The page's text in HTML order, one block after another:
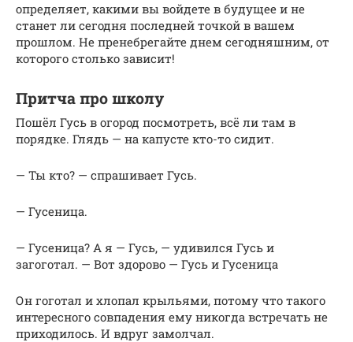
определяет, какими вы вой­дете в будущее и не
станет ли сегодня послед­ней точкой в вашем
прошлом. Не пренебрегайте днем сегодняшним, от
которого столько зависит!
Притча про школу
Пошёл Гусь в огород посмотреть, всё ли там в
порядке. Глядь — на капусте кто-то сидит.
— Ты кто? — спрашивает Гусь.
— Гусеница.
— Гусеница? А я — Гусь, — удивился Гусь и
загоготал. — Вот здорово — Гусь и Гусеница
Он гоготал и хлопал крыльями, потому что такого
интересного совпадения ему никогда встречать не
приходилось. И вдруг замолчал.